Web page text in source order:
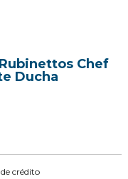
Chef
Ducha
crédito